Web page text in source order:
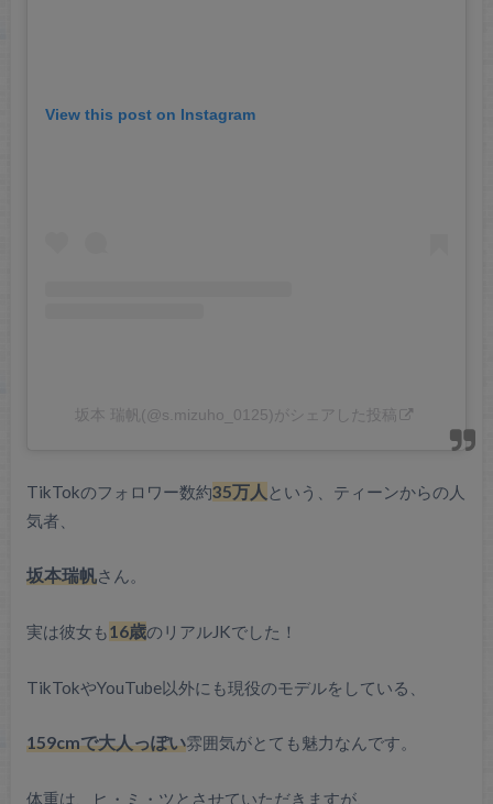
View this post on Instagram
坂本 瑞帆(@s.mizuho_0125)がシェアした投稿
TikTokのフォロワー数約35万人 という、ティーンからの人
気者、
坂本瑞帆さん。
実は彼女も16歳のリアルJKでした！
TikTokやYouTube以外にも現役のモデルをしている、
159cmで大人っぽい雰囲気がとても魅力なんです。
体重は、ヒ・ミ・ツとさせていただきますが、